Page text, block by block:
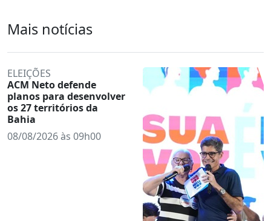
Mais notícias
ELEIÇÕES
ACM Neto defende
planos para desenvolver
os 27 territórios da
Bahia
08/08/2026 às 09h00